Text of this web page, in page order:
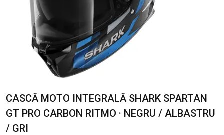
CASCĂ MOTO INTEGRALĂ SHARK SPARTAN
GT PRO CARBON RITMO · NEGRU / ALBASTRU
/ GRI